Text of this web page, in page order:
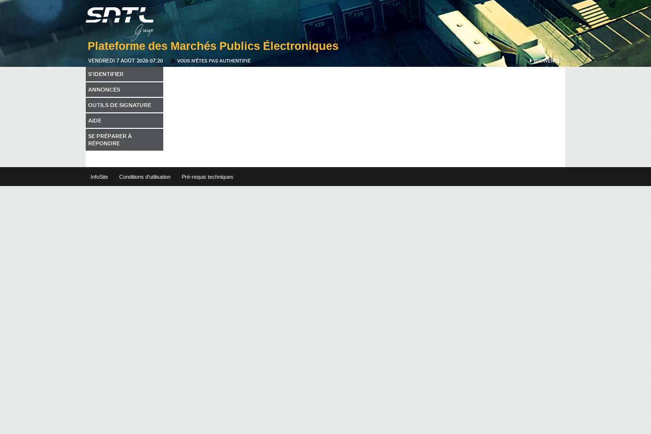
VENDREDI 7 AOÛT 2026 07:20 VOUS N'ÊTES PAS AUTHENTIFIÉ BIENVENUE
S'IDENTIFIER
ANNONCES
OUTILS DE SIGNATURE
AIDE
SE PRÉPARER À
RÉPONDRE
InfoSite Conditions d'utilisation Pré-requis techniques